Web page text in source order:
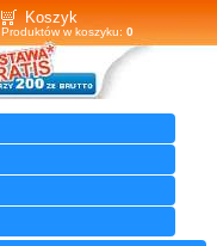
Koszyk
Produktów w koszyku: 0